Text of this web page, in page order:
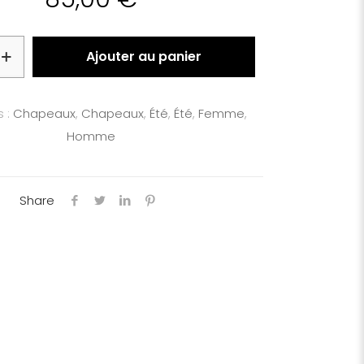
Ajouter au panier
: Chapeaux, Chapeaux, Été, Été, Femme,
Homme
Share